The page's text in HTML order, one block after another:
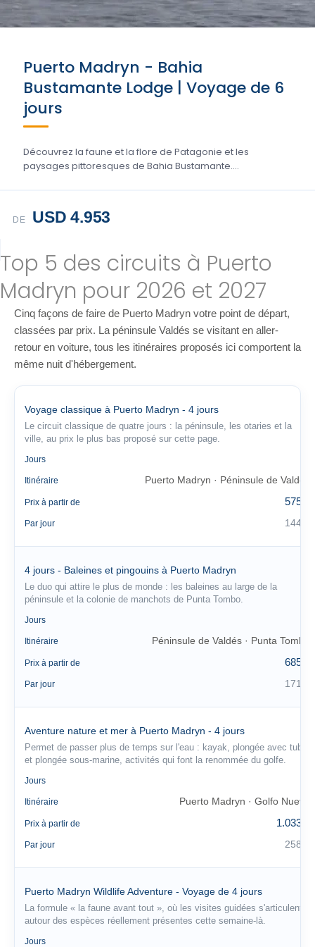
Puerto Madryn - Bahia
Bustamante Lodge | Voyage de 6
jours
Découvrez la faune et la flore de Patagonie et les
paysages pittoresques de Bahia Bustamante....
DE USD 4.953
Top 5 des circuits à Puerto
Madryn pour 2026 et 2027
Cinq façons de faire de Puerto Madryn votre point de départ,
classées par prix. La péninsule Valdés se visitant en aller-
retour en voiture, tous les itinéraires proposés ici comportent la
même nuit d'hébergement.
Voyage classique à Puerto Madryn - 4 jours
Le circuit classique de quatre jours : la péninsule, les otaries et la
ville, au prix le plus bas proposé sur cette page.
Jours
Itinéraire Puerto Madryn · Péninsule de Valdés
Prix à partir de 575 €
Par jour 144 €
4 jours - Baleines et pingouins à Puerto Madryn
Le duo qui attire le plus de monde : les baleines au large de la
péninsule et la colonie de manchots de Punta Tombo.
Jours
Itinéraire Péninsule de Valdés · Punta Tombo
Prix à partir de 685 €
Par jour 171 €
Aventure nature et mer à Puerto Madryn - 4 jours
Permet de passer plus de temps sur l'eau : kayak, plongée avec tuba
et plongée sous-marine, activités qui font la renommée du golfe.
Jours
Itinéraire Puerto Madryn · Golfo Nuevo
Prix à partir de 1.033 €
Par jour 258 €
Puerto Madryn Wildlife Adventure - Voyage de 4 jours
La formule « la faune avant tout », où les visites guidées s'articulent
autour des espèces réellement présentes cette semaine-là.
Jours